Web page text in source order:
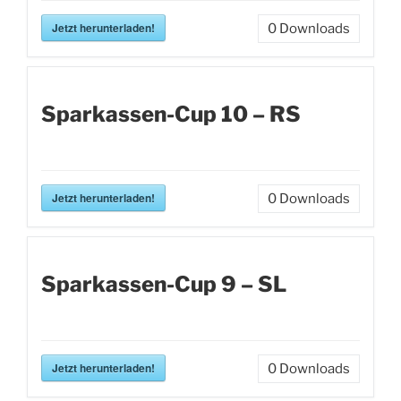
Jetzt herunterladen! 0 Downloads
Sparkassen-Cup 10 – RS
Jetzt herunterladen! 0 Downloads
Sparkassen-Cup 9 – SL
Jetzt herunterladen! 0 Downloads